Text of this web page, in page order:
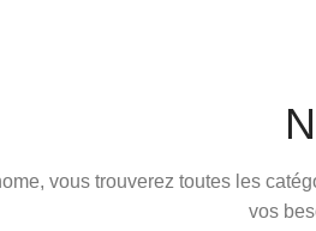
vous trouverez toutes les
vos